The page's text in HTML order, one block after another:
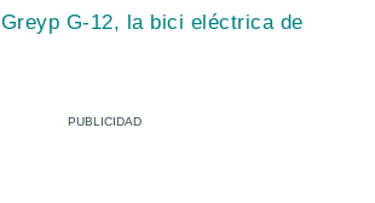
Greyp G-12, la bici eléctrica de